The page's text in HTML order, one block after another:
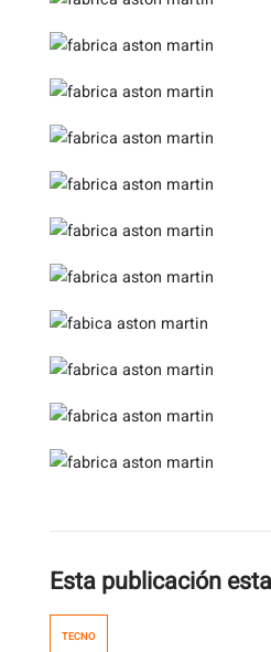
Esta publicación
TECNO